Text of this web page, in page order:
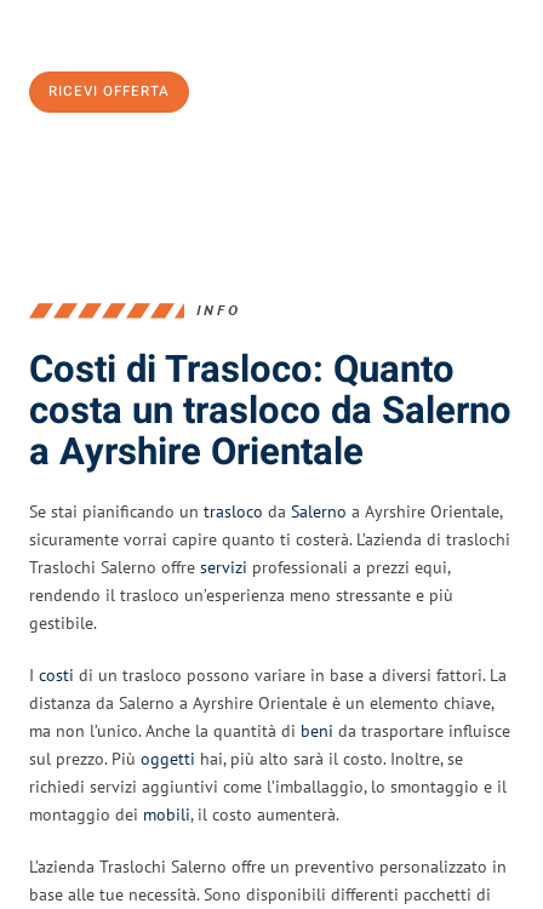
RICEVI OFFERTA
INFO
Costi di Trasloco: Quanto
costa un trasloco da Salerno
a Ayrshire Orientale
Se stai pianificando un trasloco da Salerno a Ayrshire Orientale,
sicuramente vorrai capire quanto ti costerà. L’azienda di traslochi
Traslochi Salerno offre servizi professionali a prezzi equi,
rendendo il trasloco un’esperienza meno stressante e più
gestibile.
I costi di un trasloco possono variare in base a diversi fattori. La
distanza da Salerno a Ayrshire Orientale è un elemento chiave,
ma non l’unico. Anche la quantità di beni da trasportare influisce
sul prezzo. Più oggetti hai, più alto sarà il costo. Inoltre, se
richiedi servizi aggiuntivi come l’imballaggio, lo smontaggio e il
montaggio dei mobili, il costo aumenterà.
L’azienda Traslochi Salerno offre un preventivo personalizzato in
base alle tue necessità. Sono disponibili differenti pacchetti di